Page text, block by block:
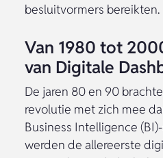
besluitvormers bereikten.
Van 1980 tot
van Digitale
De jaren 80 en 90
revolutie met zich mee
Business Intelligence
werden de allereerste